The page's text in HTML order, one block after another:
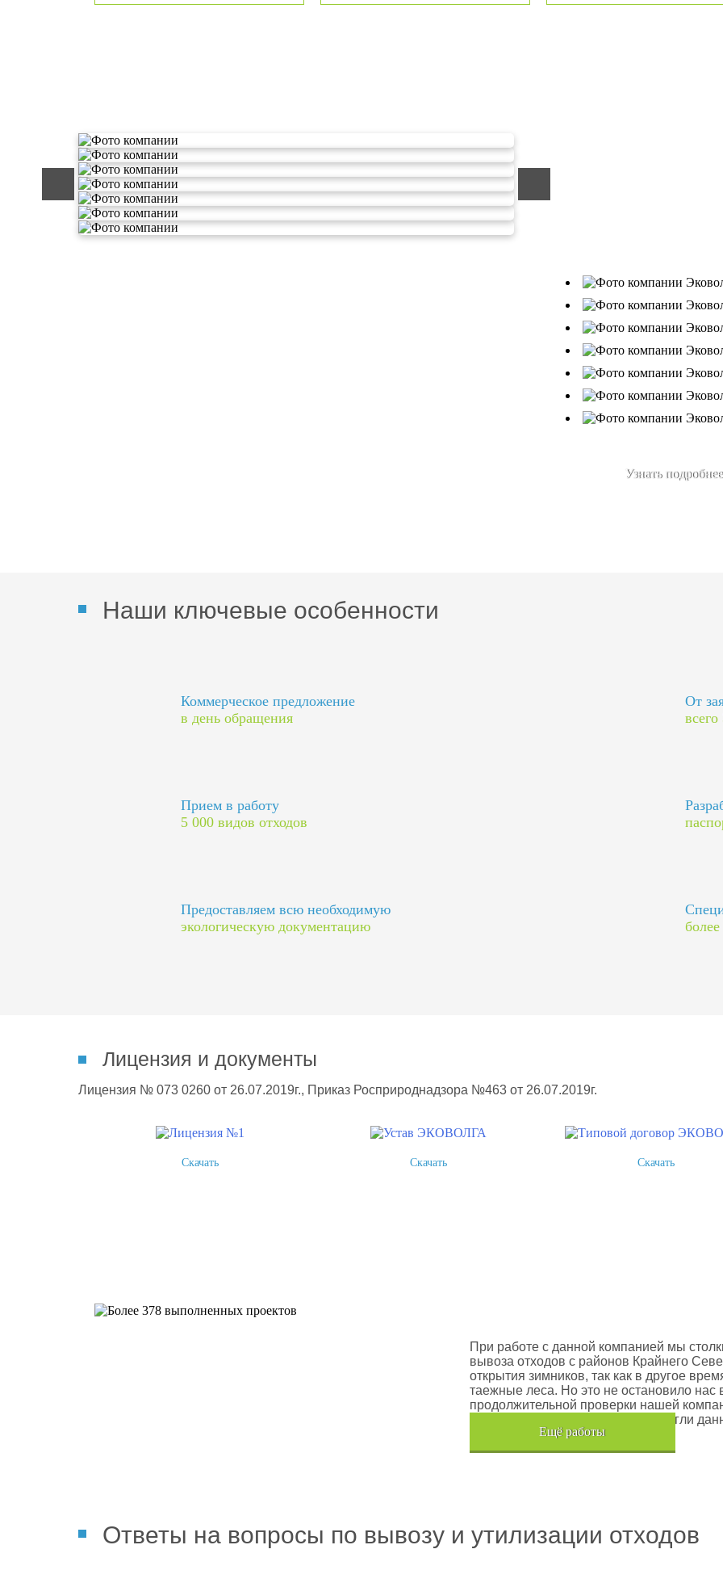
Узнать подробнее
Наши ключевые особенности
Коммерческое предложение
в день обращения
От
Прием в работу
5 000 видов отходов
Предоставляем всю необходимую
экологическую документацию
Лицензия и документы
Лицензия № 073 0260 от 26.07.2019г., Приказ Росприроднадзора №463 от 26.07.2019г.
Скачать Скачать Скачать
При работе с данной компанией мы
вывоза отходов с районов Крайнего
открытия зимников, так как в другое
таежные леса. Но это не остановило
продолжительной проверки нашей
транспортного средства, мы помогли
Хочется также отметить, что…
Eщё работы
Ответы на вопросы по вывозу и утилизации отходов